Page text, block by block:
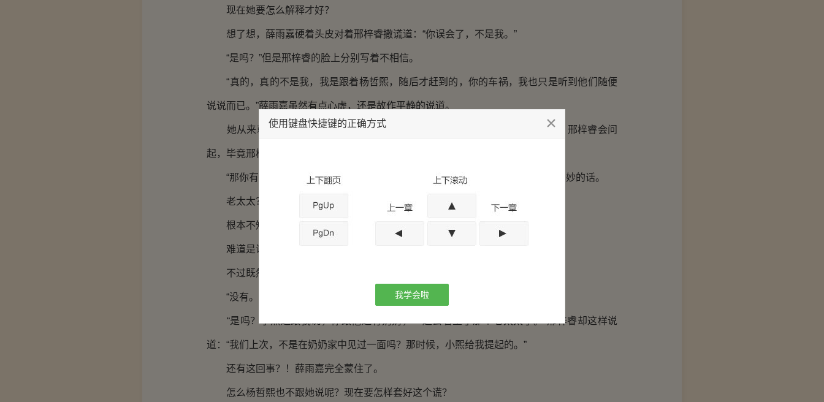
现在她要怎么解释才好？
想了想，薛雨嘉硬着头皮对着邢梓睿撒谎道：“你误会了，不是我。”
“是吗？”但是邢梓睿的脸上分别写着不相信。
“真的，真的不是我，我是跟着杨哲熙，随后才赶到的，你的车祸，我也只是听到他们随便
说说而已。”薛雨嘉虽然有点心虚，还是故作平静的说道。
她从来就不知道邢家人对邢梓睿编造的那一个车祸谎话是怎样的，她也担心，邢梓睿会问
起，毕竟邢梓睿醒过来后，曾经看到过她。
“那你有去看那个受伤的老太太吗？”邢梓睿莫名其妙的又说一句让薛雨嘉莫名其妙的话。
老太太？什么老太太，薛雨嘉心里面有点谎了。
根本不知道邢梓睿在说些什么。
难道是说邢梓睿那场车祸，邢家人还莫名的造出了一个老太太来了？
不过既然不知道，还是回答一个否定的答案好了。
“没有。”薛雨嘉摇了摇头说道。
“是吗？小熙还跟我说，你跟他还有奶奶，一起去看望了那个老太太了。”邢梓睿却这样说
道：“我们上次，不是在奶奶家中见过一面吗？那时候，小熙给我提起的。”
还有这回事？！薛雨嘉完全蒙住了。
怎么杨哲熙也不跟她说呢？现在要怎样套好这个谎？
使用键盘快捷键的正确方式
我学会啦